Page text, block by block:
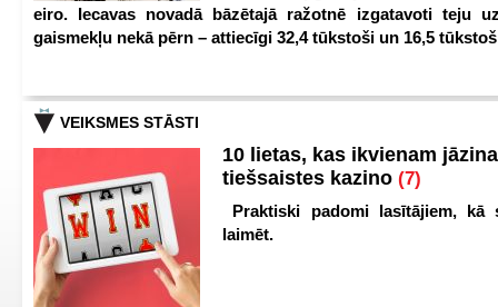
eiro. Iecavas novadā bāzētajā ražotnē izgatavoti teju
gaismekļu nekā pērn – attiecīgi 32,4 tūkstoši un 16,5
VEIKSMES STĀSTI
10 lietas, kas ikvienam
tiešsaistes kazino (7)
Praktiski padomi lasītājiem, kā
laimēt.